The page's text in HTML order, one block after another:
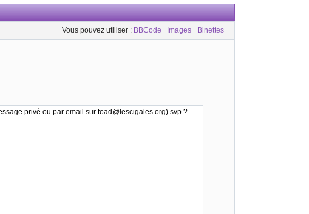
Vous pouvez utiliser : BBCode Images Binettes